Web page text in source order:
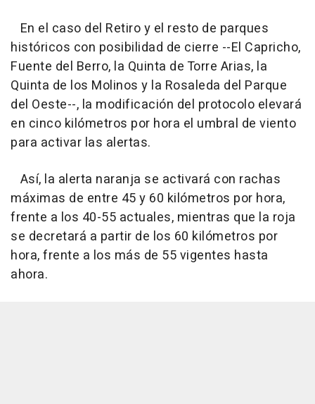
En el caso del Retiro y el resto de parques
históricos con posibilidad de cierre --El Capricho,
Fuente del Berro, la Quinta de Torre Arias, la
Quinta de los Molinos y la Rosaleda del Parque
del Oeste--, la modificación del protocolo elevará
en cinco kilómetros por hora el umbral de viento
para activar las alertas.
Así, la alerta naranja se activará con rachas
máximas de entre 45 y 60 kilómetros por hora,
frente a los 40-55 actuales, mientras que la roja
se decretará a partir de los 60 kilómetros por
hora, frente a los más de 55 vigentes hasta
ahora.